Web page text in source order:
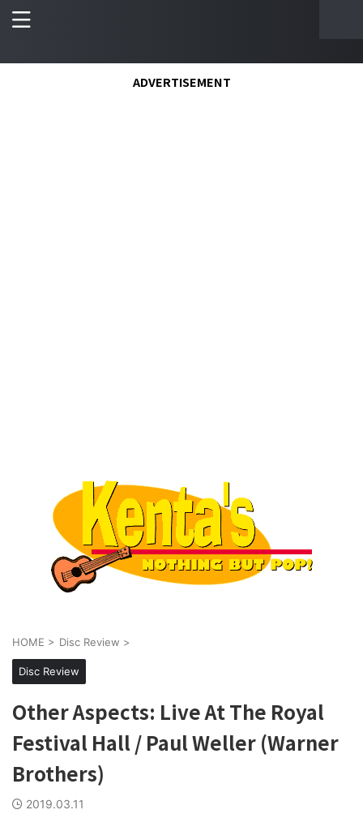
ADVERTISEMENT
HOME > Disc Review >
Disc Review
Other Aspects: Live At The Royal
Festival Hall / Paul Weller (Warner
Brothers)
2019.03.11